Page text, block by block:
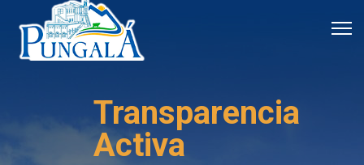
Transparencia
Activa